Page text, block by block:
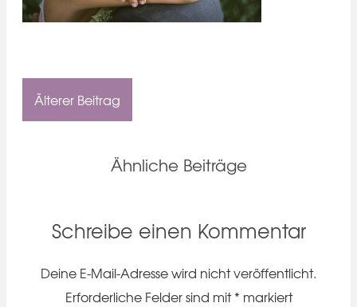
Älterer Beitrag
Ähnliche Beiträge
Schreibe einen Kommentar
Deine E-Mail-Adresse wird nicht veröffentlicht.
Erforderliche Felder sind mit* markiert